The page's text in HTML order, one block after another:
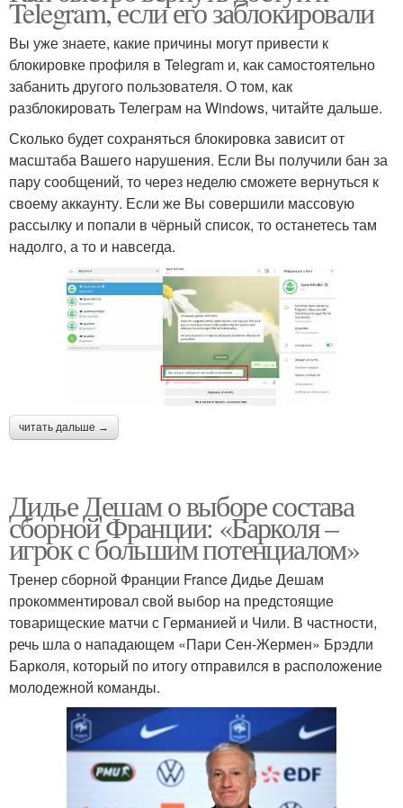
Telegram, если его заблокировали
Вы уже знаете, какие причины могут привести к
блокировке профиля в Telegram и, как самостоятельно
забанить другого пользователя. О том, как
разблокировать Телеграм на Windows, читайте дальше.
Сколько будет сохраняться блокировка зависит от
масштаба Вашего нарушения. Если Вы получили бан за
пару сообщений, то через неделю сможете вернуться к
своему аккаунту. Если же Вы совершили массовую
рассылку и попали в чёрный список, то останетесь там
надолго, а то и навсегда.
читать дальше →
Дидье Дешам о выборе состава
сборной Франции: «Барколя –
игрок с большим потенциалом»
Тренер сборной Франции France Дидье Дешам
прокомментировал свой выбор на предстоящие
товарищеские матчи с Германией и Чили. В частности,
речь шла о нападающем «Пари Сен-Жермен» Брэдли
Барколя, который по итогу отправился в расположение
молодежной команды.